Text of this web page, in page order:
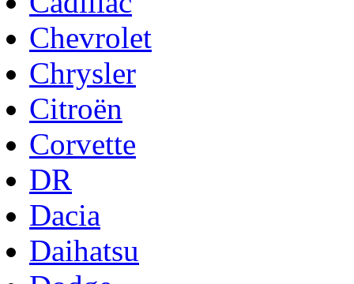
Chevrolet
Chrysler
Citroën
Corvette
DR
Dacia
Daihatsu